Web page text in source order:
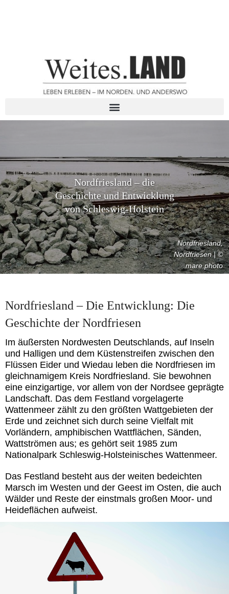
Nordfriesland – die
Geschichte und Entwicklung
von Schleswig-Holstein
Nordfriesland,
Nordfriesen | ©
mare.photo
Nordfriesland – Die Entwicklung: Die
Geschichte der Nordfriesen
Im äußersten Nordwesten Deutschlands, auf Inseln
und Halligen und dem Küstenstreifen zwischen den
Flüssen Eider und Wiedau leben die Nordfriesen im
gleichnamigem Kreis Nordfriesland. Sie bewohnen
eine einzigartige, vor allem von der Nordsee geprägte
Landschaft. Das dem Festland vorgelagerte
Wattenmeer zählt zu den größten Wattgebieten der
Erde und zeichnet sich durch seine Vielfalt mit
Vorländern, amphibischen Wattflächen, Sänden,
Wattströmen aus; es gehört seit 1985 zum
Nationalpark Schleswig-Holsteinisches Wattenmeer.
Das Festland besteht aus der weiten bedeichten
Marsch im Westen und der Geest im Osten, die auch
Wälder und Reste der einstmals großen Moor- und
Heideflächen aufweist.